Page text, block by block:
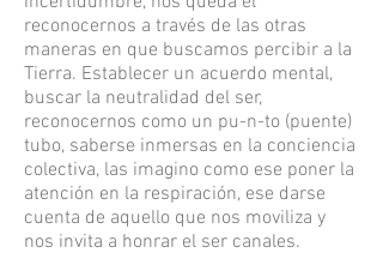
reconocernos a través de las otras
maneras en que buscamos percibir a la
Tierra. Establecer un acuerdo mental,
buscar la neutralidad del ser,
reconocernos como un pu-n-to (puente)
tubo, saberse inmersas en la conciencia
colectiva, las imagino como ese poner la
atención en la respiración, ese darse
cuenta de aquello que nos moviliza y
nos invita a honrar el ser canales.